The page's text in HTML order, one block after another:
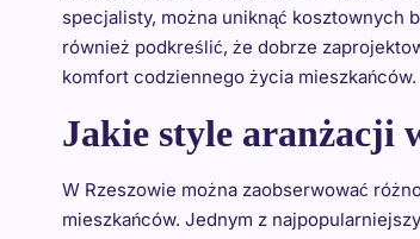
specjalisty, można uniknąć kosztownych
również podkreślić, że dobrze
komfort codziennego życia mieszkańców.
Jakie style aranżacji
W Rzeszowie można zaobserwować
mieszkańców. Jednym z